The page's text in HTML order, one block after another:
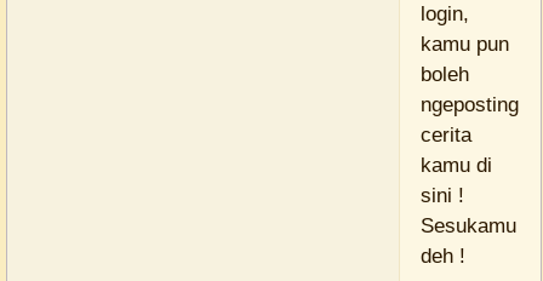
login,
kamu pun
boleh
ngeposting
cerita
kamu di
sini !
Sesukamu
deh !